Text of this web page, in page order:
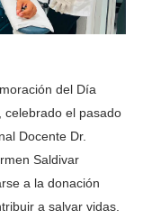
del Día
celebrado el pasado
Docente Dr.
Saldivar
a la donación
a salvar vidas.